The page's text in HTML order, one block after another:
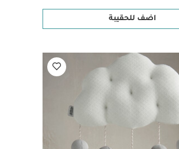
اضف للحقيبة